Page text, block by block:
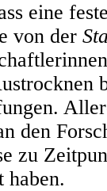
eine
von der
den
zu